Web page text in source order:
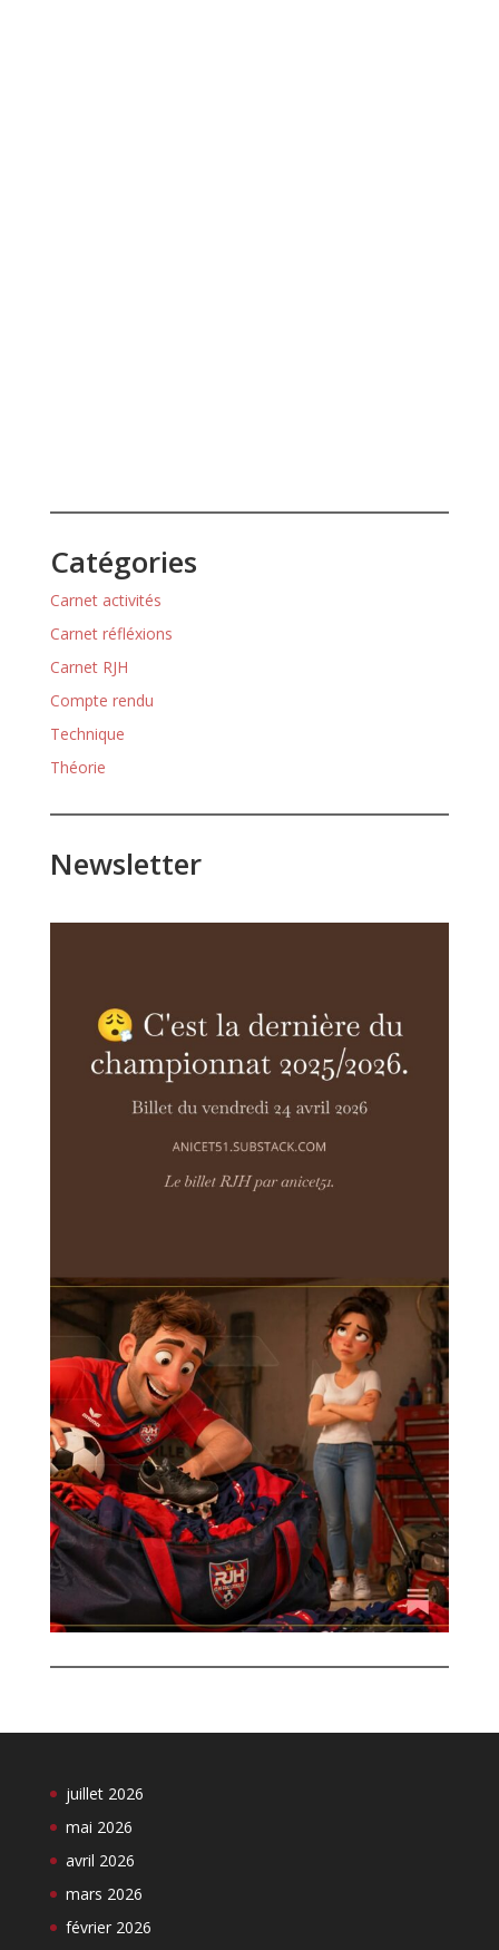
Catégories
Carnet activités
Carnet réfléxions
Carnet RJH
Compte rendu
Technique
Théorie
Newsletter
juillet 2026
mai 2026
avril 2026
mars 2026
février 2026